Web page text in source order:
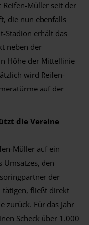
Reifen-Müller seit der
die nun ebenfalls
Stadion erhält das
neben der
Höhe der Mittellinie
wird Reifen-
auf der
die Vereine
Müller auf ein
Umsatzes, den
der
tätigen, fließt direkt
zurück. Für das Jahr
Scheck über 1.000